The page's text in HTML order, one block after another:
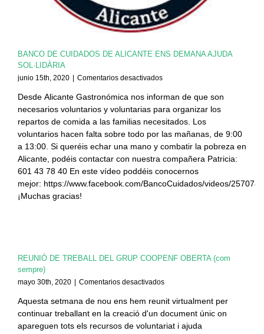
BANCO DE CUIDADOS DE ALICANTE ENS DEMANA AJUDA
SOL·LIDÀRIA
junio 15th, 2020 | Comentarios desactivadosen
DE
CUIDADOS
DE
ALICANTE
DEMANA
AJUDA
SOL·LIDÀRIA
Desde Alicante Gastronómica nos informan de que son
necesarios voluntarios y voluntarias para organizar los
repartos de comida a las familias necesitados. Los
voluntarios hacen falta sobre todo por las mañanas, de 9:00
a 13:00. Si queréis echar una mano y combatir la pobreza en
Alicante, podéis contactar con nuestra compañera Patricia:
601 43 78 40 En este vídeo poddéis conocernos
mejor: https://www.facebook.com/BancoCuidados/videos/
¡Muchas gracias!
REUNIÓ DE TREBALL DEL GRUP COOPENF OBERTA (com
sempre)
mayo 30th, 2020 | Comentarios desactivadosen
DE
TREBALL
DEL
Aquesta setmana de nou ens hem reunit virtualment per
continuar treballant en la creació d'un document únic on
apareguen tots els recursos de voluntariat i ajuda